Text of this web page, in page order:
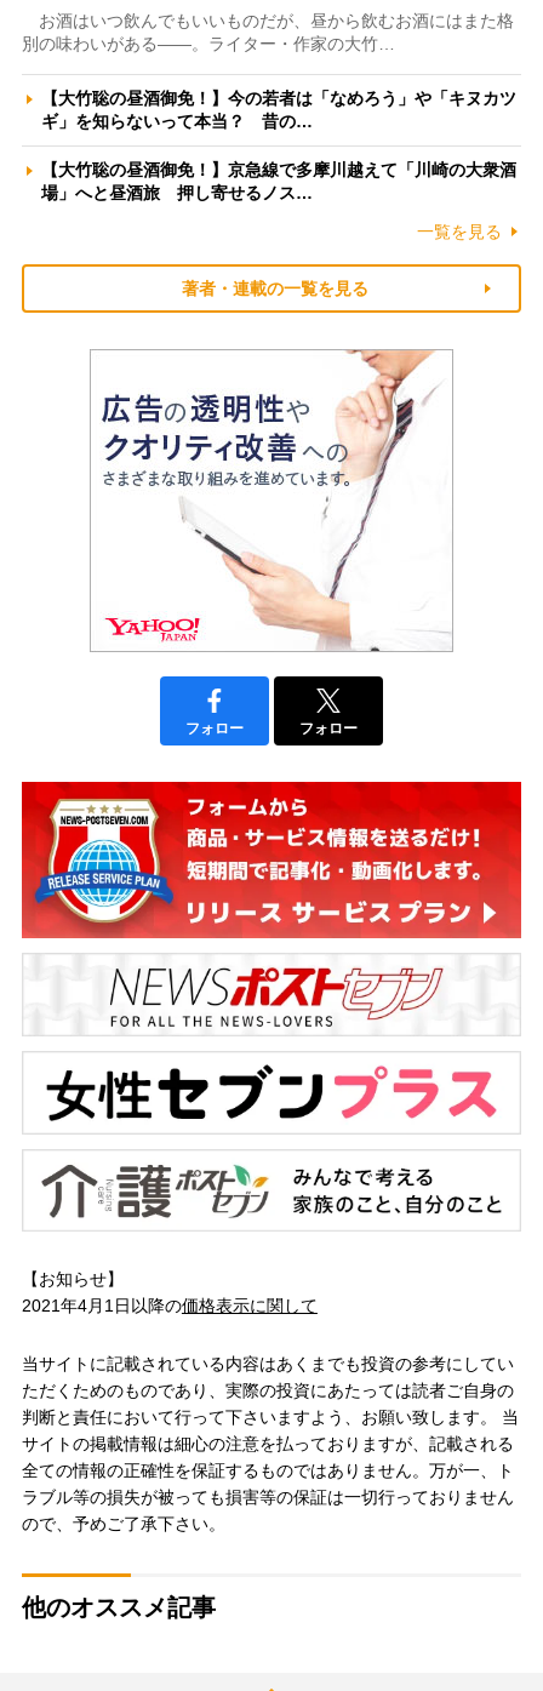
お酒はいつ飲んでもいいものだが、昼から飲むお酒にはまた格
別の味わいがある――。ライター・作家の大竹…
【大竹聡の昼酒御免！】今の若者は「なめろう」や「キヌカツ
ギ」を知らないって本当？ 昔の…
【大竹聡の昼酒御免！】京急線で多摩川越えて「川崎の大衆酒
場」へと昼酒旅 押し寄せるノス…
一覧を見る
著者・連載の一覧を見る
フォロー フォロー
【お知らせ】
2021年4月1日以降の価格表示に関して
当サイトに記載されている内容はあくまでも投資の参考にしてい
ただくためのものであり、実際の投資にあたっては読者ご自身の
判断と責任において行って下さいますよう、お願い致します。 当
サイトの掲載情報は細心の注意を払っておりますが、記載される
全ての情報の正確性を保証するものではありません。万が一、ト
ラブル等の損失が被っても損害等の保証は一切行っておりません
ので、予めご了承下さい。
他のオススメ記事